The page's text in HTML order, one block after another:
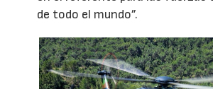
de todo el mundo”.